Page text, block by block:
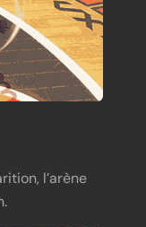
l’arène